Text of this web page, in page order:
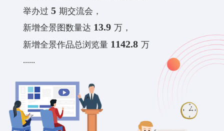
举办过 5 期交流会，
新增全景图数量达 13.9 万，
新增全景作品总浏览量 1142.8 万
......